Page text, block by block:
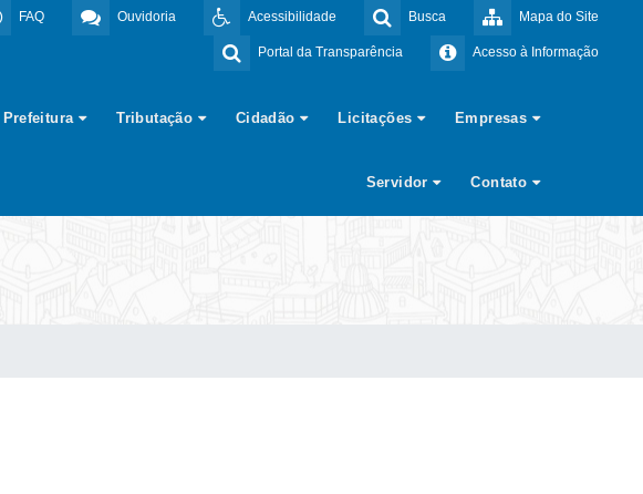
Mapa do Site
Busca
Acessibilidade
Ouvidoria
FAQ
Acesso à Informação
Portal da Transparência
Prefeitura Tributação Cidadão Licitações Empresas
Servidor Contato